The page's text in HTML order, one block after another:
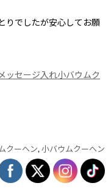
りでしたが安心してお願
ッセージ入れ小バウムク
クーヘン, 小バウムクーヘン